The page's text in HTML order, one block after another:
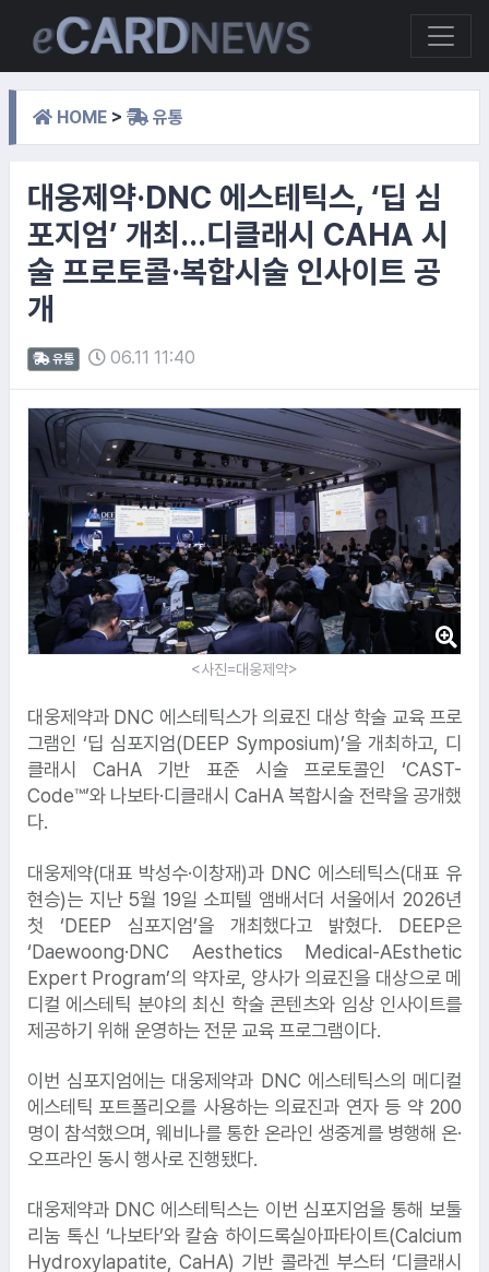
HOME > 유통
대웅제약·DNC 에스테틱스, ‘딥 심
포지엄’ 개최…디클래시 CAHA 시
술 프로토콜·복합시술 인사이트 공
개
유통 06.11 11:40
<사진=대웅제약>
대웅제약과 DNC 에스테틱스가 의료진 대상 학술 교육 프로
그램인 ‘딥 심포지엄(DEEP Symposium)’을 개최하고, 디
클래시 CaHA 기반 표준 시술 프로토콜인 ‘CAST-
Code™’와 나보타·디클래시 CaHA 복합시술 전략을 공개했
다.
대웅제약(대표 박성수·이창재)과 DNC 에스테틱스(대표 유
현승)는 지난 5월 19일 소피텔 앰배서더 서울에서 2026년
첫 ‘DEEP 심포지엄’을 개최했다고 밝혔다. DEEP은
‘Daewoong·DNC Aesthetics Medical-AEsthetic
Expert Program’의 약자로, 양사가 의료진을 대상으로 메
디컬 에스테틱 분야의 최신 학술 콘텐츠와 임상 인사이트를
제공하기 위해 운영하는 전문 교육 프로그램이다.
이번 심포지엄에는 대웅제약과 DNC 에스테틱스의 메디컬
에스테틱 포트폴리오를 사용하는 의료진과 연자 등 약 200
명이 참석했으며, 웨비나를 통한 온라인 생중계를 병행해 온·
오프라인 동시 행사로 진행됐다.
대웅제약과 DNC 에스테틱스는 이번 심포지엄을 통해 보툴
리눔 톡신 ‘나보타’와 칼슘 하이드록실아파타이트(Calcium
Hydroxylapatite, CaHA) 기반 콜라겐 부스터 ‘디클래시